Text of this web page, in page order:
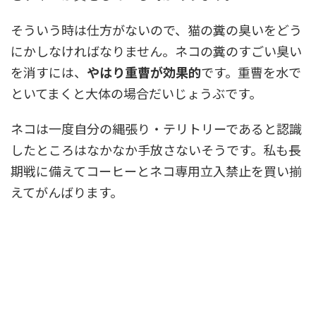
そういう時は仕方がないので、猫の糞の臭いをどう
にかしなければなりません。ネコの糞のすごい臭い
を消すには、 やはり重曹が効果的です。重曹を水で
といてまくと大体の場合だいじょうぶです。
ネコは一度自分の縄張り・テリトリーであると認識
したところはなかなか手放さないそうです。私も長
期戦に備えてコーヒーとネコ専用立入禁止を買い揃
えてがんばります。